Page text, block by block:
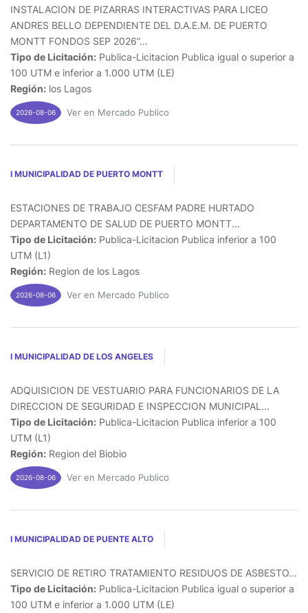
INSTALACION DE PIZARRAS INTERACTIVAS PARA LICEO
ANDRES BELLO DEPENDIENTE DEL D.A.E.M. DE PUERTO
MONTT FONDOS SEP 2026”...
Tipo de Licitación: Publica-Licitacion Publica igual o superior a
100 UTM e inferior a 1.000 UTM (LE)
Región: los Lagos
2026-08-06 Ver en Mercado Publico
I MUNICIPALIDAD DE PUERTO MONTT
ESTACIONES DE TRABAJO CESFAM PADRE HURTADO
DEPARTAMENTO DE SALUD DE PUERTO MONTT...
Tipo de Licitación: Publica-Licitacion Publica inferior a 100
UTM (L1)
Región: Region de los Lagos
2026-08-06 Ver en Mercado Publico
I MUNICIPALIDAD DE LOS ANGELES
ADQUISICION DE VESTUARIO PARA FUNCIONARIOS DE LA
DIRECCION DE SEGURIDAD E INSPECCION MUNICIPAL...
Tipo de Licitación: Publica-Licitacion Publica inferior a 100
UTM (L1)
Región: Region del Biobio
2026-08-06 Ver en Mercado Publico
I MUNICIPALIDAD DE PUENTE ALTO
SERVICIO DE RETIRO TRATAMIENTO RESIDUOS DE ASBESTO...
Tipo de Licitación: Publica-Licitacion Publica igual o superior a
100 UTM e inferior a 1.000 UTM (LE)